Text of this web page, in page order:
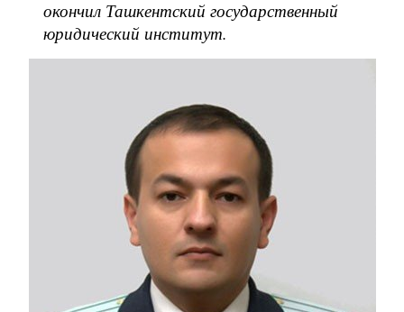
окончил Ташкентский государственный
юридический институт.